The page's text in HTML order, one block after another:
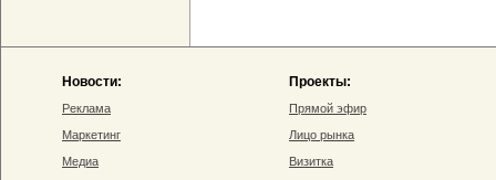
Новости:
Реклама
Маркетинг
Медиа
Проекты:
Прямой эфир
Лицо рынка
Визитка